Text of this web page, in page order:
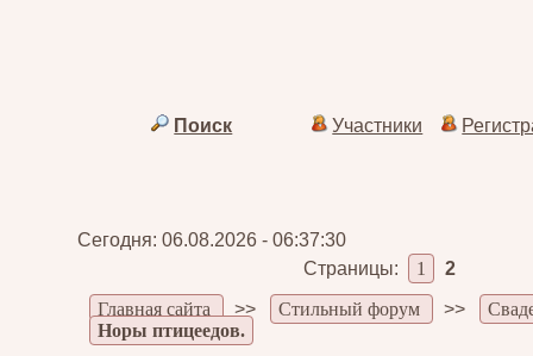
Поиск Участники
Сегодня: 06.08.2026 - 06:37:30
Страницы:
1
2
Главная сайта
>> Стильный форум >>
Норы птицеедов.